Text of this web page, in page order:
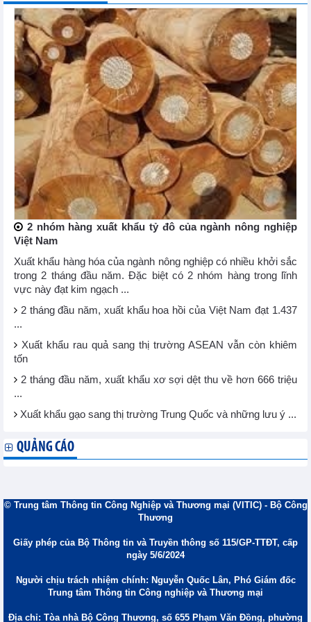
2 nhóm hàng xuất khẩu tỷ đô của ngành nông nghiệp
Việt Nam
Xuất khẩu hàng hóa của ngành nông nghiệp có nhiều khởi sắc
trong 2 tháng đầu năm. Đặc biệt có 2 nhóm hàng trong lĩnh
vực này đạt kim ngạch ...
2 tháng đầu năm, xuất khẩu hoa hồi của Việt Nam đạt 1.437
...
Xuất khẩu rau quả sang thị trường ASEAN vẫn còn khiêm
tốn
2 tháng đầu năm, xuất khẩu xơ sợi dệt thu về hơn 666 triệu
...
Xuất khẩu gạo sang thị trường Trung Quốc và những lưu ý ...
QUẢNG CÁO
© Trung tâm Thông tin Công Nghiệp và Thương mại (VITIC) - Bộ Công
Thương
Giấy phép của Bộ Thông tin và Truyền thông số 115/GP-TTĐT, cấp
ngày 5/6/2024
Người chịu trách nhiệm chính: Nguyễn Quốc Lân, Phó Giám đốc
Trung tâm Thông tin Công nghiệp và Thương mại
Địa chỉ: Tòa nhà Bộ Công Thương, số 655 Phạm Văn Đồng, phường